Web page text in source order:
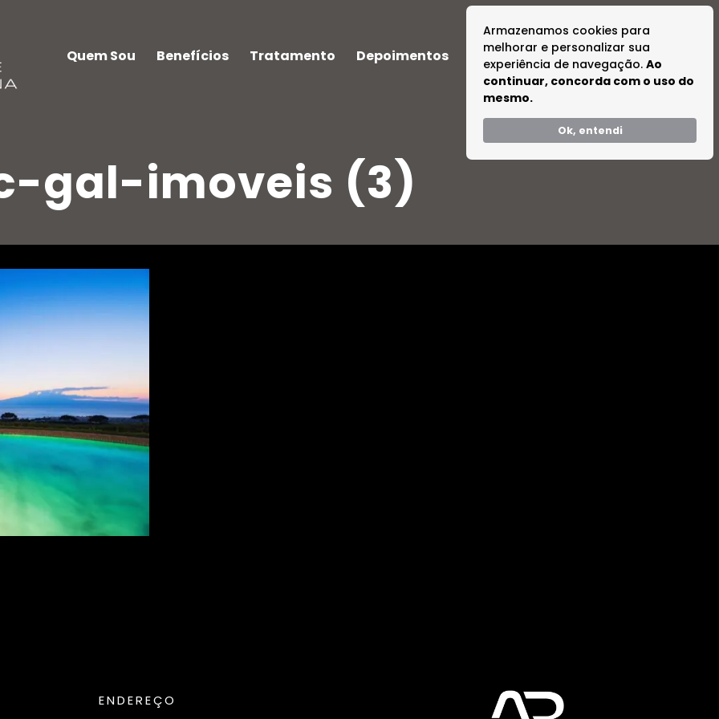
Armazenamos cookies para
melhorar e personalizar sua
experiência de navegação. Ao
continuar, concorda com o uso do
mesmo.
Ok, entendi
Quem Sou Benefícios Tratamento Depoimentos Dúvidas Tire suas Dúvidas
gal-imoveis (3)
ENDEREÇO